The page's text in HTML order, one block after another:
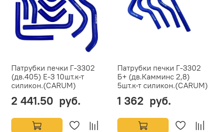
Патрубки печки Г-3302
(дв.405) Е-3 10шт.к-т
силикон.(CARUM)
2 441.50 руб.
Патрубки печки Г-3302
Б+ (дв.Камминс 2,8)
5шт.к-т силикон.(CARUM)
1 362 руб.